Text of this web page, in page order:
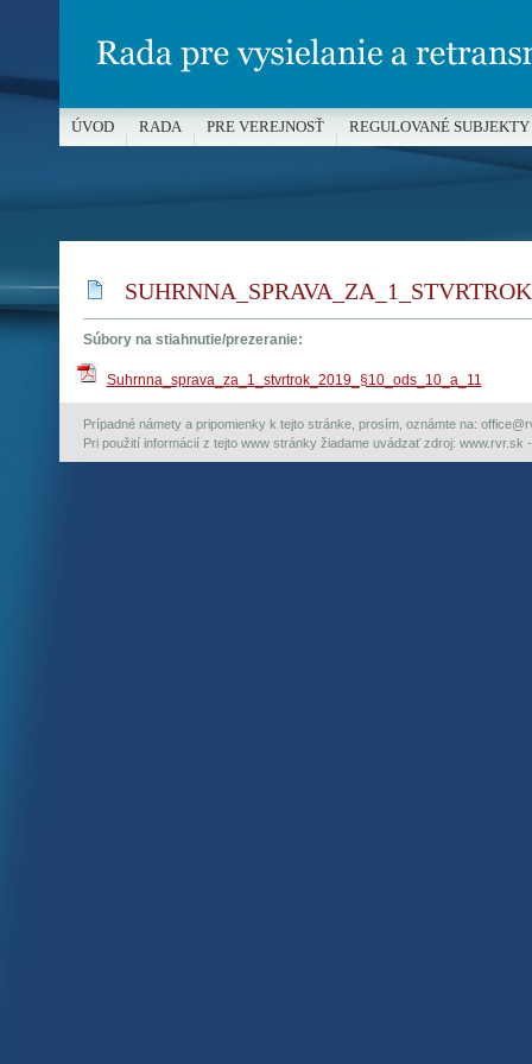
Súbory na stiahnutie/prezeranie:
Suhrnna_sprava_za_1_stvrtrok_2019_§10_ods_10_a_11
Prípadné námety a pripomienky k tejto stránke, prosím, oznámte na:
Pri použití informácií z tejto www stránky žiadame uvádzať zdroj: www.rvr.sk
ÚVOD RADA PRE VEREJNOSŤ REGULOVANÉ SUBJEKTY